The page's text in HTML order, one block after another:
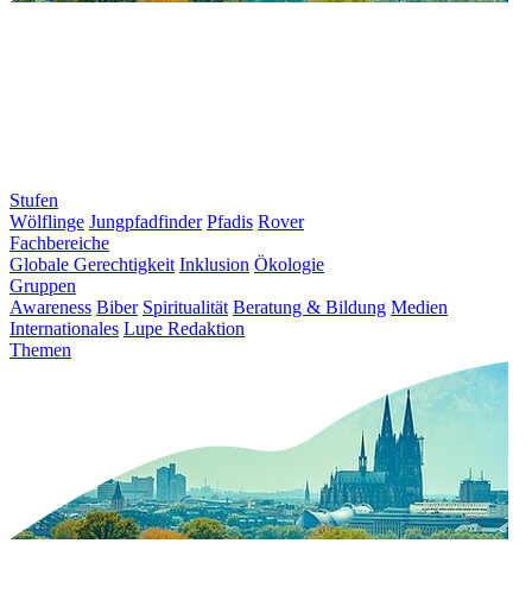
Stufen
Wölflinge Jungpfadfinder Pfadis Rover
Fachbereiche
Globale Gerechtigkeit Inklusion Ökologie
Gruppen
Awareness Biber Spiritualität Beratung & Bildung Medien
Internationales Lupe Redaktion
Themen